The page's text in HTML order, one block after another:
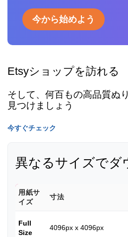
今から始めよう
Etsyショップを訪れる
そして、何百もの高品質ぬ
見つけましょう
今すぐチェック
異なるサイズでダ
用紙サ
イズ
寸法
Full
Size
4096px x 4096px